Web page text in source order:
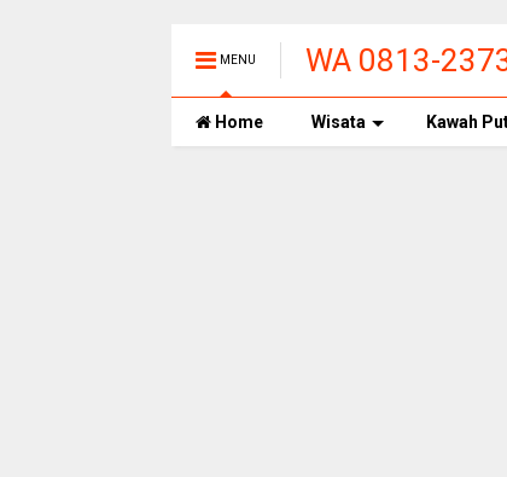
MENU
WA 0813-
PANAS ALAMI
BANDUNG
Home Wisata Kawah